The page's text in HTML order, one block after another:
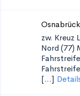
Osnabrück
zw. Kreuz
Nord (77)
[...]